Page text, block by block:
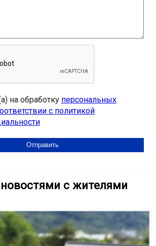
на обработку персональных
с политикой
с жителями